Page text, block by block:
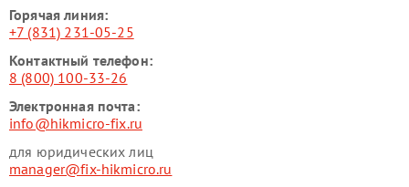
Горячая линия:
+7 (831) 231-05-25
Контактный телефон:
8 (800) 100-33-26
Электронная почта:
info@hikmicro-fix.ru
для юридических лиц
manager@fix-hikmicro.ru